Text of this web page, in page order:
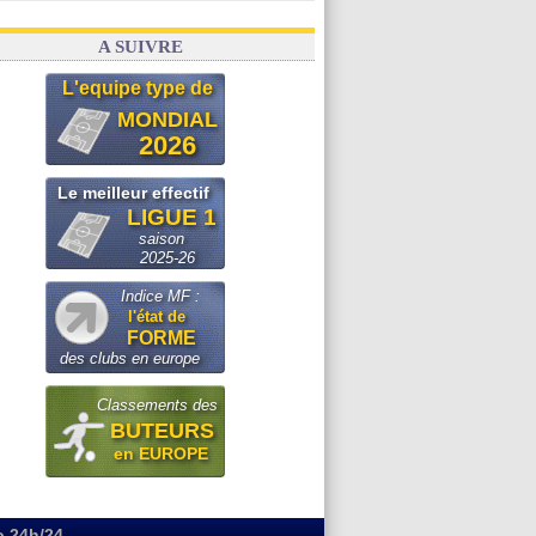
A SUIVRE
L'equipe type de
MONDIAL
2026
Le meilleur effectif
LIGUE 1
saison
2025-26
Indice MF :
l'état de
FORME
des clubs en europe
Classements des
BUTEURS
en EUROPE